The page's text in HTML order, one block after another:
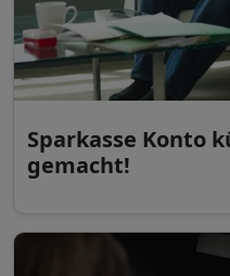
Sparkasse Konto
gemacht!